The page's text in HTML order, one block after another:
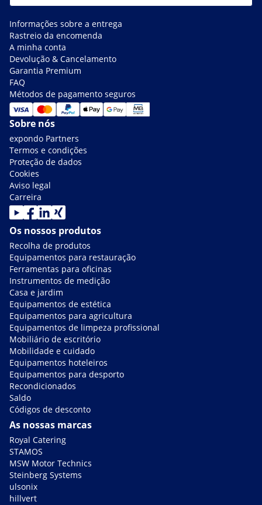
Informações sobre a entrega
Rastreio da encomenda
A minha conta
Devolução & Cancelamento
Garantia Premium
FAQ
Métodos de pagamento seguros
Sobre nós
expondo Partners
Termos e condições
Proteção de dados
Cookies
Aviso legal
Carreira
Os nossos produtos
Recolha de produtos
Equipamentos para restauração
Ferramentas para oficinas
Instrumentos de medição
Casa e jardim
Equipamentos de estética
Equipamentos para agricultura
Equipamentos de limpeza profissional
Mobiliário de escritório
Mobilidade e cuidado
Equipamentos hoteleiros
Equipamentos para desporto
Recondicionados
Saldo
Códigos de desconto
As nossas marcas
Royal Catering
STAMOS
MSW Motor Technics
Steinberg Systems
ulsonix
hillvert